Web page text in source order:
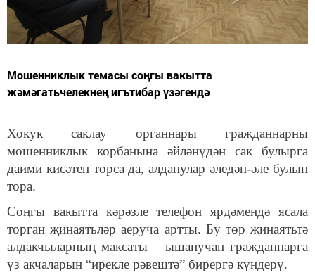
Мошенниклык темасы соңгы вакытта
жәмәгатьчелекнең игътибар үзәгендә
Хокук саклау органнары гражданнарны
мошенниклык корбанына әйләнүдән сак булырга
даими кисәтеп торса да, алданулар әледән-әле булып
тора.
Соңгы вакытта кәрәзле телефон ярдәмендә ясала
торган җинаятьләр аеруча артты. Бу төр җинаятьтә
алдакчыларның максаты – ышанучан гражданнарга
үз акчаларын “ирекле рәвештә” бирергә күндерү.